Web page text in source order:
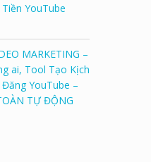
YouTube
MARKETING –
ai, Tool Tạo Kịch
YouTube –
TỰ ĐỘNG